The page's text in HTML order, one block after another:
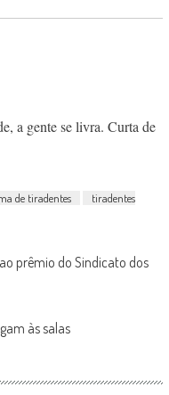
a gente se livra. Curta de
de tiradentes
tiradentes
prêmio do Sindicato dos
às salas